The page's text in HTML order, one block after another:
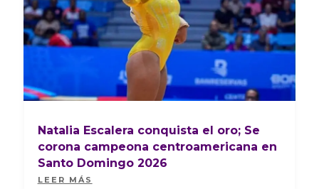
Natalia Escalera conquista el oro; Se
corona campeona centroamericana en
Santo Domingo 2026
LEER MÁS